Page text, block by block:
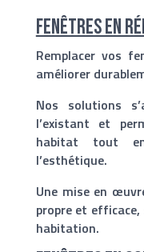
Fenêtres en
Remplacer vos
améliorer
Nos solutions
l’existant et
habitat tout
l’esthétique.
Une mise en
propre et
habitation.